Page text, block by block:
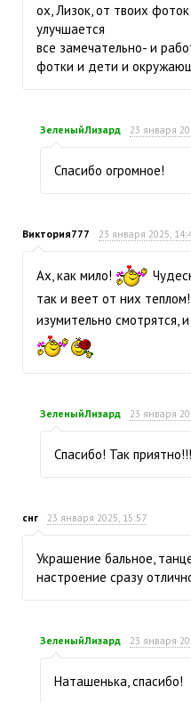
ох, Лизок, от твоих
улучшается
все замечательно- и
фотки и дети и
ЗеленыйЛизард 23 января
Спасибо огромное!
Виктория777 23 января 2025,
Ах, как мило!
так и веет от них
изумительно смотрятся,
ЗеленыйЛизард 23 января
Спасибо! Так приятно!!!
снг 23 января 2025, 15:57
Украшение бальное,
настроение сразу
ЗеленыйЛизард 23 января
Наташенька, спасибо!